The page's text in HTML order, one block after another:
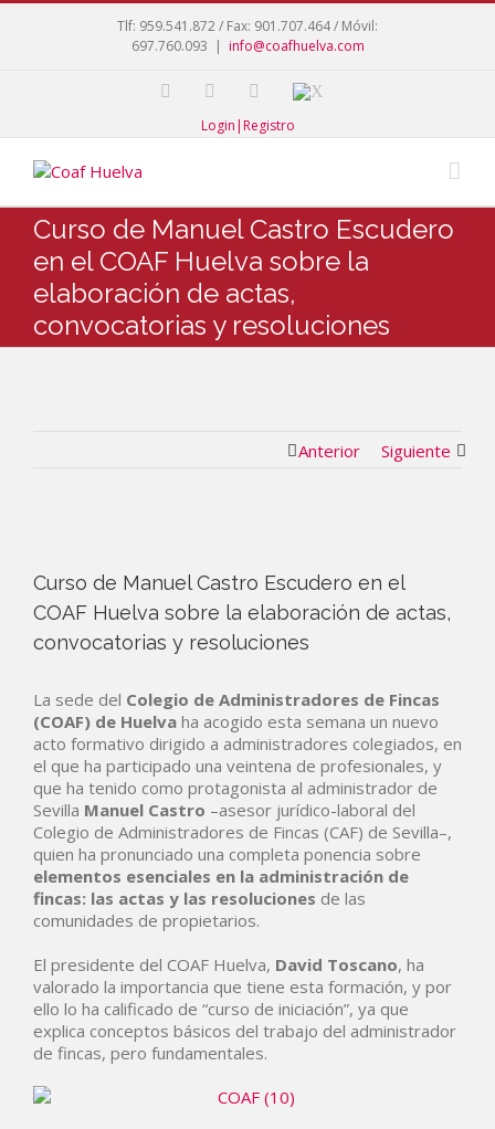
Tlf: 959.541.872 / Fax: 901.707.464 / Móvil:
697.760.093 | info@coafhuelva.com
Login|Registro
Curso de Manuel Castro Escudero
en el COAF Huelva sobre la
elaboración de actas,
convocatorias y resoluciones
Anterior Siguiente
Curso de Manuel Castro Escudero en el
COAF Huelva sobre la elaboración de actas,
convocatorias y resoluciones
La sede del Colegio de Administradores de Fincas
(COAF) de Huelva ha acogido esta semana un nuevo
acto formativo dirigido a administradores colegiados, en
el que ha participado una veintena de profesionales, y
que ha tenido como protagonista al administrador de
Sevilla Manuel Castro –asesor jurídico-laboral del
Colegio de Administradores de Fincas (CAF) de Sevilla–,
quien ha pronunciado una completa ponencia sobre
elementos esenciales en la administración de
fincas: las actas y las resoluciones de las
comunidades de propietarios.
El presidente del COAF Huelva, David Toscano, ha
valorado la importancia que tiene esta formación, y por
ello lo ha calificado de “curso de iniciación”, ya que
explica conceptos básicos del trabajo del administrador
de fincas, pero fundamentales.